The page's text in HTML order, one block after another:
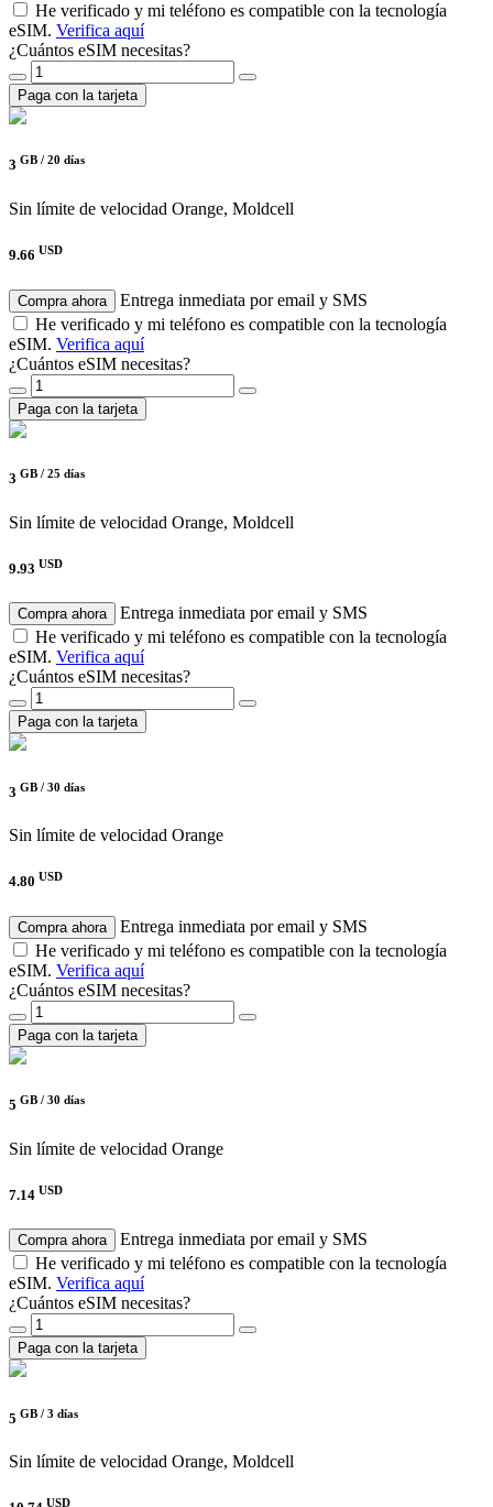
He verificado y mi teléfono es compatible con la tecnología
eSIM. Verifica aquí
¿Cuántos eSIM necesitas?
Paga con la tarjeta
3 GB / 20 días
Sin límite de velocidad Orange, Moldcell
9.66 USD
Compra ahora
Entrega inmediata por email y SMS
He verificado y mi teléfono es compatible con la tecnología
eSIM. Verifica aquí
¿Cuántos eSIM necesitas?
Paga con la tarjeta
3 GB / 25 días
Sin límite de velocidad Orange, Moldcell
9.93 USD
Compra ahora
Entrega inmediata por email y SMS
He verificado y mi teléfono es compatible con la tecnología
eSIM. Verifica aquí
¿Cuántos eSIM necesitas?
Paga con la tarjeta
3 GB / 30 días
Sin límite de velocidad Orange
4.80 USD
Compra ahora
Entrega inmediata por email y SMS
He verificado y mi teléfono es compatible con la tecnología
eSIM. Verifica aquí
¿Cuántos eSIM necesitas?
Paga con la tarjeta
5 GB / 30 días
Sin límite de velocidad Orange
7.14 USD
Compra ahora
Entrega inmediata por email y SMS
He verificado y mi teléfono es compatible con la tecnología
eSIM. Verifica aquí
¿Cuántos eSIM necesitas?
Paga con la tarjeta
5 GB / 3 días
Sin límite de velocidad Orange, Moldcell
USD